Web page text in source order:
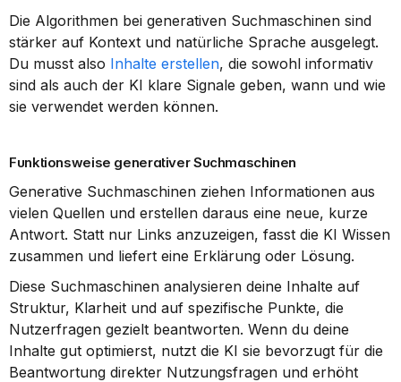
Die Algorithmen bei generativen Suchmaschinen sind
stärker auf Kontext und natürliche Sprache ausgelegt.
Du musst also Inhalte erstellen, die sowohl informativ
sind als auch der KI klare Signale geben, wann und wie
sie verwendet werden können.
Funktionsweise generativer Suchmaschinen
Generative Suchmaschinen ziehen Informationen aus
vielen Quellen und erstellen daraus eine neue, kurze
Antwort. Statt nur Links anzuzeigen, fasst die KI Wissen
zusammen und liefert eine Erklärung oder Lösung.
Diese Suchmaschinen analysieren deine Inhalte auf
Struktur, Klarheit und auf spezifische Punkte, die
Nutzerfragen gezielt beantworten. Wenn du deine
Inhalte gut optimierst, nutzt die KI sie bevorzugt für die
Beantwortung direkter Nutzungsfragen und erhöht